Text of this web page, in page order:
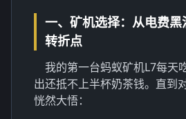
一、矿机选择：从电费
转折点
我的第一台蚂蚁矿机L7每天
出还抵不上半杯奶茶钱。直到
恍然大悟：